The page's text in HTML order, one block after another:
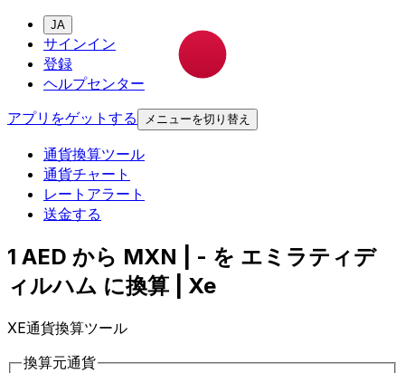
JA
サインイン
登録
ヘルプセンター
アプリをゲットする
メニューを切り替え
通貨換算ツール
通貨チャート
レートアラート
送金する
1 AED から MXN | - を エミラティデ
ィルハム に換算 | Xe
XE通貨換算ツール
換算元通貨